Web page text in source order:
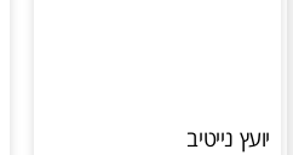
יועץ נייטיב